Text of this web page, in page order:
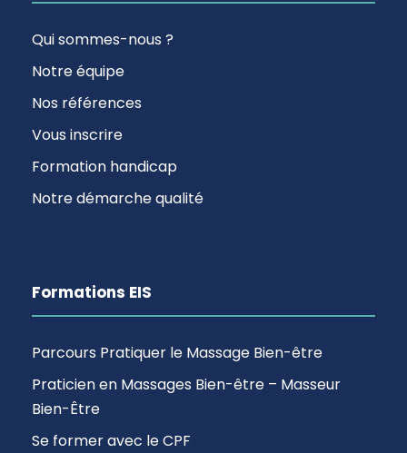
Qui sommes-nous ?
Notre équipe
Nos références
Vous inscrire
Formation handicap
Notre démarche qualité
Formations EIS
Parcours Pratiquer le Massage Bien-être
Praticien en Massages Bien-être – Masseur
Bien-Être
Se former avec le CPF